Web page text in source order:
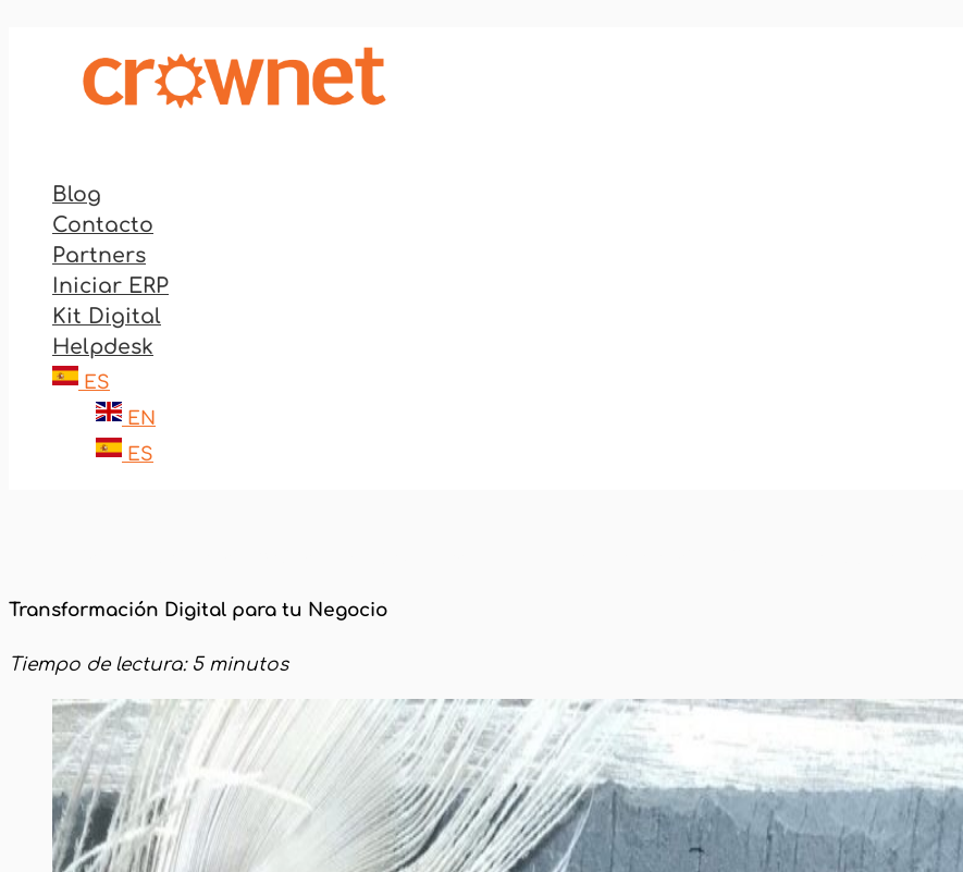
contenido
Blog
Contacto
Partners
Iniciar ERP
Kit Digital
Helpdesk
ES
EN
ES
Transformación Digital para tu Negocio
Tiempo de lectura: 5 minutos